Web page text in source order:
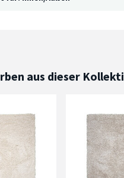
aus dieser